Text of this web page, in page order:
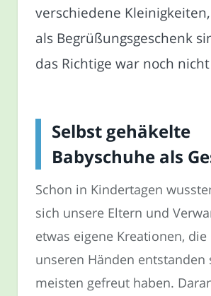
verschiedene
als Begrüßungsgeschenk
das Richtige war noch
Selbst gehäkelte
Babyschuhe als
Schon in Kindertagen
sich unsere Eltern und
etwas eigene Kreationen,
unseren Händen entstanden
meisten gefreut haben.